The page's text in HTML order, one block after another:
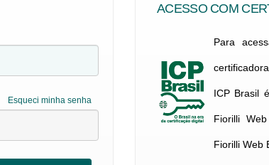
Esqueci minha senha
ACESSO COM
Para
ICP Brasil
Fiorilli
Fiorilli Web